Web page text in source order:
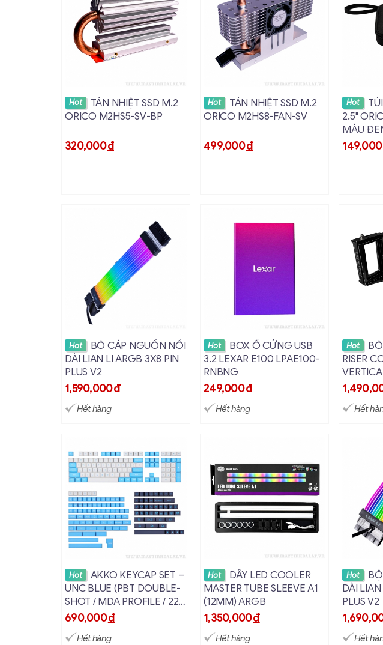
Xem chi tiết
Hot
TẢN NHIỆT SSD M.2
ORICO M2HS5-SV-BP
320,000đ
Xem chi tiết
Hot
TẢN NHIỆT SSD M.2
ORICO M2HS8-FAN-SV
499,000đ
Hot
2.5"
MÀU
149,000
Xem chi tiết
Hot
BỘ CÁP NGUỒN NỐI
DÀI LIAN LI ARGB 3X8 PIN
PLUS V2
1,590,000đ
Hết hàng
Xem chi tiết
Hot
BOX Ổ CỨNG USB
3.2 LEXAR E100 LPAE100-
RNBNG
249,000đ
Hết hàng
Hot
RISER
MÀU
Hết
Xem chi tiết
Hot
AKKO KEYCAP SET –
UNC BLUE (PBT DOUBLE-
SHOT / MDA PROFILE / 227
NÚT)
690,000đ
Hết hàng
Xem chi tiết
Hot
DÂY LED COOLER
MASTER TUBE SLEEVE A1
(12MM) ARGB
1,350,000đ
Hết hàng
Hot
DÀI
PLUS V2
Hết